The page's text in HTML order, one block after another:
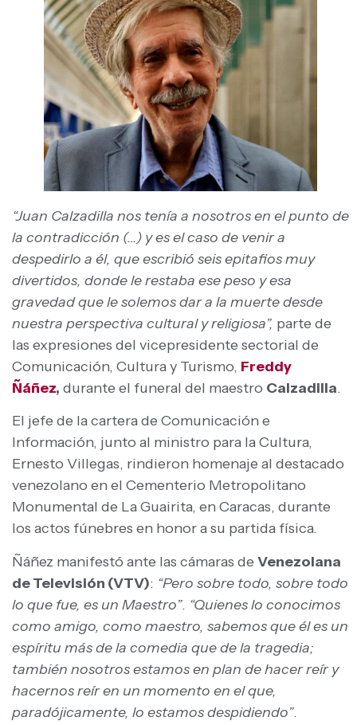
“Juan Calzadilla nos tenía a nosotros en el punto de
la contradicción (…) y es el caso de venir a
despedirlo a él, que escribió seis epitafios muy
divertidos, donde le restaba ese peso y esa
gravedad que le solemos dar a la muerte desde
nuestra perspectiva cultural y religiosa”, parte de
las expresiones del vicepresidente sectorial de
Comunicación, Cultura y Turismo, Freddy
Ñáñez, durante el funeral del maestro Calzadilla.
El jefe de la cartera de Comunicación e
Información, junto al ministro para la Cultura,
Ernesto Villegas, rindieron homenaje al destacado
venezolano en el Cementerio Metropolitano
Monumental de La Guairita, en Caracas, durante
los actos fúnebres en honor a su partida física.
Ñáñez manifestó ante las cámaras de Venezolana
de Televisión (VTV): “Pero sobre todo, sobre todo
lo que fue, es un Maestro”. “Quienes lo conocimos
como amigo, como maestro, sabemos que él es un
espíritu más de la comedia que de la tragedia;
también nosotros estamos en plan de hacer reír y
hacernos reír en un momento en el que,
paradójicamente, lo estamos despidiendo”.